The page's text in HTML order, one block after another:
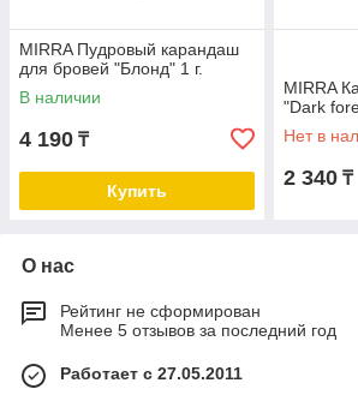
MIRRA Пудровый карандаш
для бровей "Блонд" 1 г.
В наличии
4 190 ₸
Купить
MIRRA
"Dark
Нет в
2 340 ₸
О нас
Рейтинг не сформирован
Менее 5 отзывов за последний год
Работает с 27.05.2011